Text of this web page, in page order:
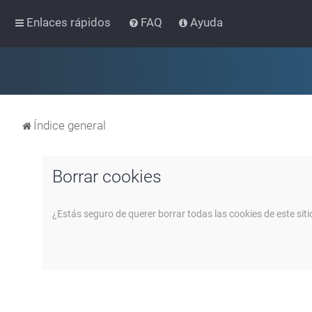
Enlaces rápidos FAQ Ayuda
Índice general
Borrar cookies
¿Estás seguro de querer borrar todas las cookies de este